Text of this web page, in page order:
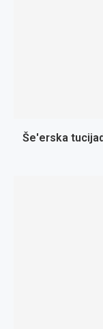
Še'erska